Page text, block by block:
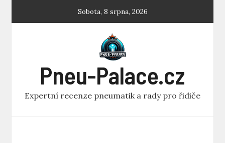
Sobota, 8 srpna, 2026
Pneu-Palace.cz
Expertní recenze pneumatik a rady pro řidiče